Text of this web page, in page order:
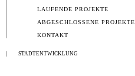
LAUFENDE PROJEKTE
ABGESCHLOSSENE PROJEKTE
KONTAKT
STADTENTWICKLUNG